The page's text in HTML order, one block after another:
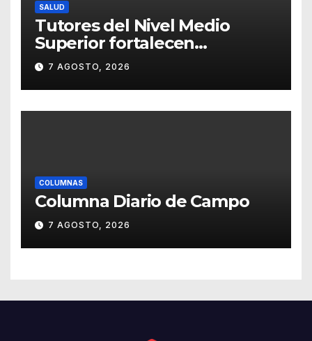
SALUD
Tutores del Nivel Medio
Superior fortalecen
estrategias para la
prevención de la violencia en
el noviazgo
7 AGOSTO, 2026
COLUMNAS
Columna Diario de Campo
7 AGOSTO, 2026